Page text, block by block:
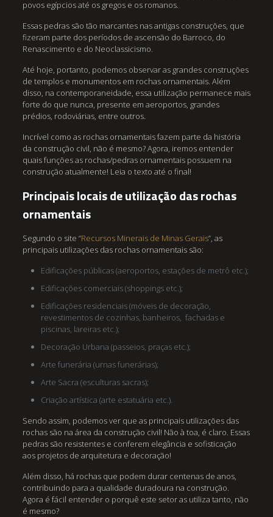
povos egípcios até os gregos e os romanos.
Essas pedras são tão marcantes nas antigas construções, que
fizeram parte dos períodos de ascensão do Barroco, do
Renascimento e do Neoclassicismo.
Até hoje, portanto, podemos observar as grandes construções
de templos e monumentos em rochas ornamentais. Além
disso, na contemporaneidade, essa utilização permanece mais
forte do que nunca, presente em aeroportos, grandes
prédios, rodoviárias, entre outros.
Incrível como as rochas ornamentais fazem parte da história
da construção civil, não é mesmo? Agora, iremos entender
quais funções as rochas/pedras ornamentais possuem na
construção atualmente! Leia o texto até o final!
Principais locais de utilização das rochas
ornamentais
Segundo o site “Recursos Minerais de Minas Gerais”, as
principais utilizações das rochas ornamentais são:
Edificações públicas (aeroportos, estações de metrô etc.);
Edificações comerciais (shoppings etc.);
Edificações residenciais (móveis de decoração,
revestimentos de cozinhas, banheiros, fachadas e
piscinas, lareiras etc.);
Decoração Urbana (passeios, praças etc.);
Arte funerária (urnas funerárias);
Arte Sacra (esculturas sacras);
Criação artística (arte estatuária etc.).
Sendo assim, podemos ver que as principais utilizações das
rochas são na área da construção civil! Não à toa, é claro. Essas
pedras são resistentes e conferem elegância e sofisticação
aos projetos de arquitetura e decoração!
Além disso, há rochas que podem durar centenas de anos,
contribuindo para a qualidade duradoura na construção.
Agora é fácil entender o porquê este setor as utiliza tanto, não
é mesmo?